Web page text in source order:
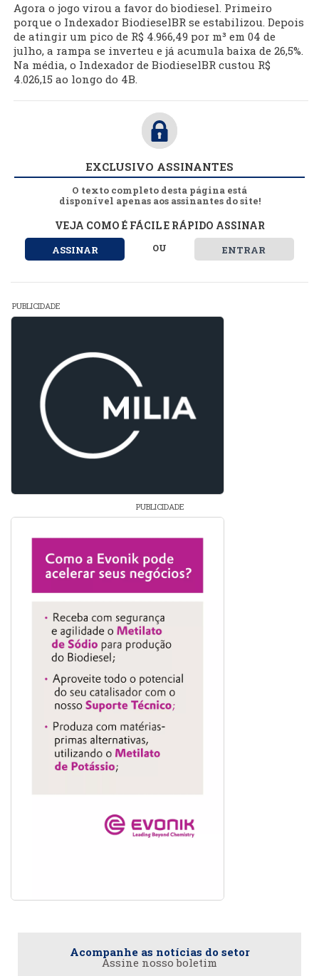
Agora o jogo virou a favor do biodiesel. Primeiro
porque o Indexador BiodieselBR se estabilizou. Depois
de atingir um pico de R$ 4.966,49 por m³ em 04 de
julho, a rampa se inverteu e já acumula baixa de 26,5%.
Na média, o Indexador de BiodieselBR custou R$
4.026,15 ao longo do 4B.
EXCLUSIVO ASSINANTES
O texto completo desta página está
disponível apenas aos assinantes do site!
VEJA COMO É FÁCIL E RÁPIDO ASSINAR
ASSINAR OU ENTRAR
PUBLICIDADE
PUBLICIDADE
Acompanhe as notícias do setor
Assine nosso boletim